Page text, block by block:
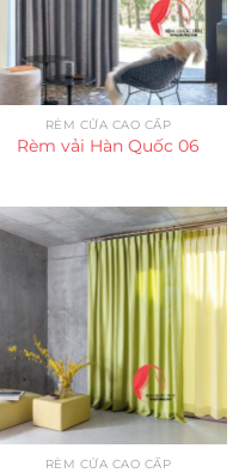
RÈM CỬA CAO CẤP
Rèm vải Hàn Quốc 06
RÈM CỬA CAO CẤP